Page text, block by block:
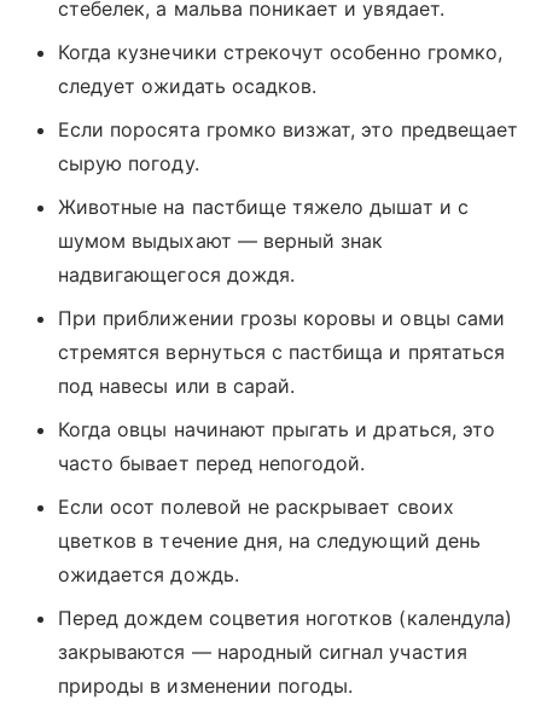
стебелек, а мальва поникает и увядает.
Когда кузнечики стрекочут особенно громко,
следует ожидать осадков.
Если поросята громко визжат, это предвещает
сырую погоду.
Животные на пастбище тяжело дышат и с
шумом выдыхают — верный знак
надвигающегося дождя.
При приближении грозы коровы и овцы сами
стремятся вернуться с пастбища и прятаться
под навесы или в сарай.
Когда овцы начинают прыгать и драться, это
часто бывает перед непогодой.
Если осот полевой не раскрывает своих
цветков в течение дня, на следующий день
ожидается дождь.
Перед дождем соцветия ноготков (календула)
закрываются — народный сигнал участия
природы в изменении погоды.